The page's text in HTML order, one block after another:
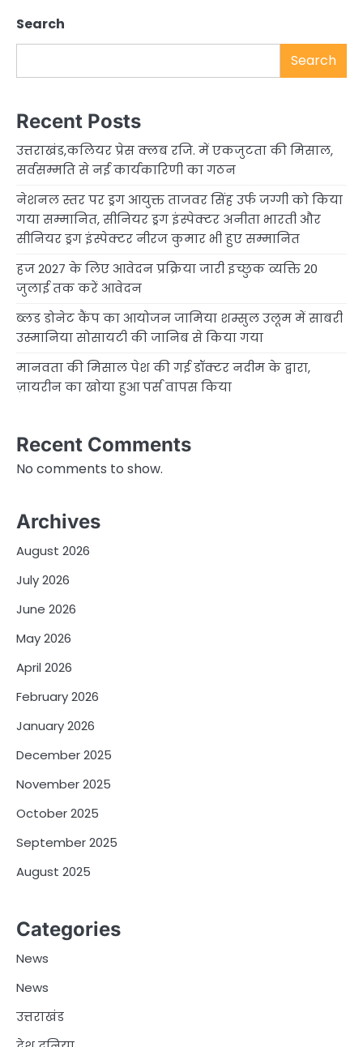
Search
Search
Recent Posts
उत्तराखंड,कलियर प्रेस क्लब रजि. में एकजुटता की मिसाल,
सर्वसम्मति से नई कार्यकारिणी का गठन
नेशनल स्तर पर ड्रग आयुक्त ताजवर सिंह उर्फ जग्गी को किया
गया सम्मानित, सीनियर ड्रग इंस्पेक्टर अनीता भारती और
सीनियर ड्रग इंस्पेक्टर नीरज कुमार भी हुए सम्मानित
हज 2027 के लिए आवेदन प्रक्रिया जारी इच्छुक व्यक्ति 20
जुलाई तक करें आवेदन
ब्लड डोनेट कैंप का आयोजन जामिया शम्सुल उलूम में साबरी
उस्मानिया सोसायटी की जानिब से किया गया
मानवता की मिसाल पेश की गई डॉक्टर नदीम के द्वारा,
ज़ायरीन का खोया हुआ पर्स वापस किया
Recent Comments
No comments to show.
Archives
August 2026
July 2026
June 2026
May 2026
April 2026
February 2026
January 2026
December 2025
November 2025
October 2025
September 2025
August 2025
Categories
News
News
उत्तराखंड